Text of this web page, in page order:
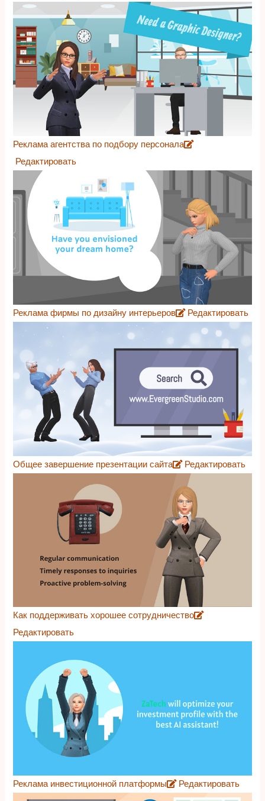
Реклама агентства по подбору персонала
Редактировать
Реклама фирмы по дизайну интерьеров Редактировать
Общее завершение презентации сайта Редактировать
Как поддерживать хорошее сотрудничество
Редактировать
Реклама инвестиционной платформы Редактировать